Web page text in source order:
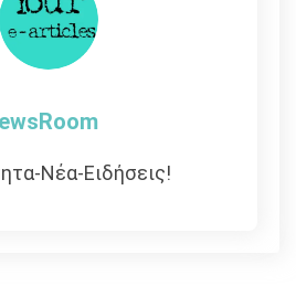
Νέα-Ειδήσεις!